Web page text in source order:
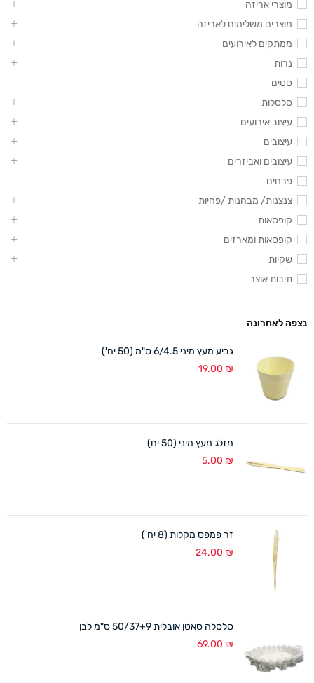
מוצרי אריזה
מוצרים משלימים לאריזה
ממתקים לאירועים
נרות
סטים
סלסלות
עיצוב אירועים
עיצובים
עיצובים ואביזרים
פרחים
צנצנות/ מבחנות /פחיות
קופסאות
קופסאות ומארזים
שקיות
תיבות אוצר
נצפה לאחרונה
גביע מעץ מיני 6/4.5 ס"מ (50 יח')
19.00 ₪
מזלג מעץ מיני (50 יח)
5.00 ₪
זר פמפס מקלות (8 יח')
24.00 ₪
סלסלה סאטן אובלית 50/37+9 ס"מ לבן
69.00 ₪